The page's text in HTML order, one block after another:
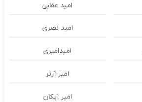
امید عقابی
امید نصری
امیدامیری
امیر آرتر
امیر آیکان